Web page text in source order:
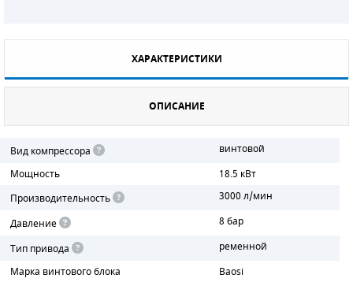
ХАРАКТЕРИСТИКИ
ОПИСАНИЕ
Вид компрессора
винтовой
Мощность
18.5 кВт
Производительность
3000 л/мин
Давление
8 бар
Тип привода
ременной
Марка винтового блока
Baosi
ДЕТАЛИ ДВС
ФИЛЬТРЫ ТОПЛИВНЫЕ
РАДИАТОРЫ
ПОДШИПНИКИ
ПОРШНЕВЫЕ БЛОКИ
ДЕТАЛИ ПОРШНЕВЫХ КОМПРЕССОРОВ